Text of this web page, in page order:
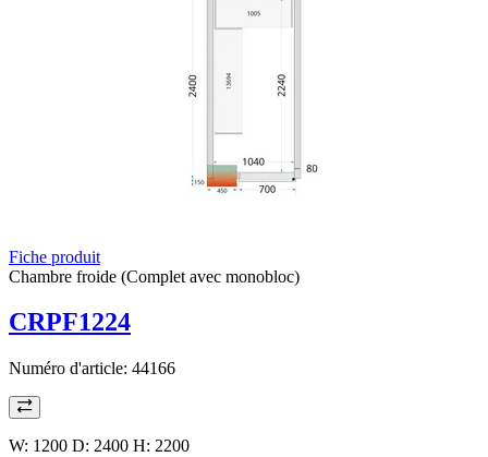
Fiche produit
Chambre froide (Complet avec monobloc)
CRPF1224
Numéro d'article: 44166
W: 1200 D: 2400 H: 2200